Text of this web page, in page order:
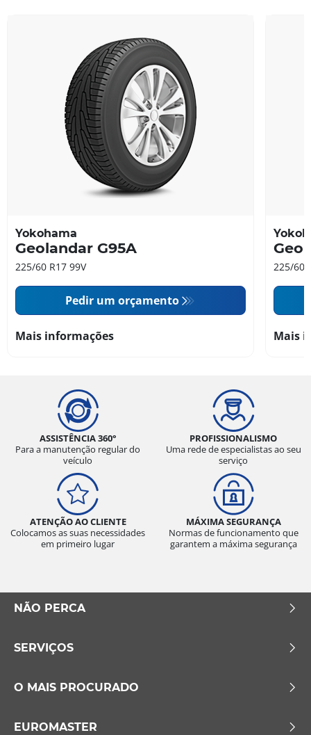
Yokohama
Geolandar G95A
225/60 R17 99V
Pedir um orçamento
Mais informações
225/60
Mais
ASSISTÊNCIA 360°
Para a manutenção regular do
veículo
PROFISSIONALISMO
Uma rede de especialistas ao seu
serviço
ATENÇÃO AO CLIENTE
Colocamos as suas necessidades
em primeiro lugar
MÁXIMA SEGURANÇA
Normas de funcionamento que
garantem a máxima segurança
NÃO PERCA
SERVIÇOS
O MAIS PROCURADO
EUROMASTER